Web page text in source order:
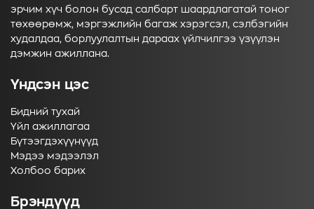
эрчим хүч болон бусад салбарт шаардлагатай тоног
төхөөрөмж, мэргэжлийн багаж хэрэгсэл, сэлбэгийн
худалдаа, борлуулалтын дараах үйлчилгээ үзүүлэн
дэмжин ажиллана.
Үндсэн цэс
Бидний тухай
Үйл ажиллагаа
Бүтээгдэхүүнүүд
Мэдээ мэдээлэл
Холбоо барих
Брэндүүд